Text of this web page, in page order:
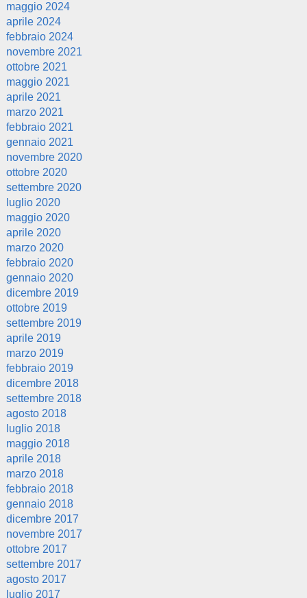
maggio 2024
aprile 2024
febbraio 2024
novembre 2021
ottobre 2021
maggio 2021
aprile 2021
marzo 2021
febbraio 2021
gennaio 2021
novembre 2020
ottobre 2020
settembre 2020
luglio 2020
maggio 2020
aprile 2020
marzo 2020
febbraio 2020
gennaio 2020
dicembre 2019
ottobre 2019
settembre 2019
aprile 2019
marzo 2019
febbraio 2019
dicembre 2018
settembre 2018
agosto 2018
luglio 2018
maggio 2018
aprile 2018
marzo 2018
febbraio 2018
gennaio 2018
dicembre 2017
novembre 2017
ottobre 2017
settembre 2017
agosto 2017
luglio 2017